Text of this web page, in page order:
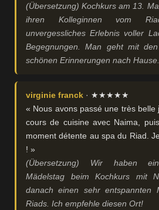
(Übersetzung) Kochkurs am 13.
ihren Kolleginnen vom
unvergessliches Erlebnis voller
Begegnungen. Man geht mit
schönen Erinnerungen nach Hause.
virginie franck · ★★★★★
« Nous avons passé une très belle
cours de cuisine avec Naima,
moment détente au spa du Riad.
! »
(Übersetzung) Wir haben
Mädelstag beim Kochkurs mit
danach einen sehr entspannten
Riads. Ich empfehle diesen Ort!